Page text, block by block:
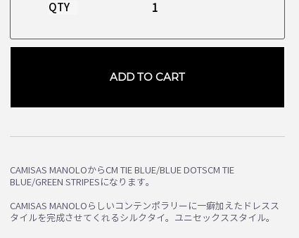
QTY
ADD TO CART
CAMISAS MANOLOからCM TIE BLUE/BLUE DOTSCM TIE
BLUE/GREEN STRIPESになります。
CAMISAS MANOLOらしいコンテンポラリーに一癖加えたドレスス
タイルを完成させてくれるシルクタイ。ユニセックススタイル。